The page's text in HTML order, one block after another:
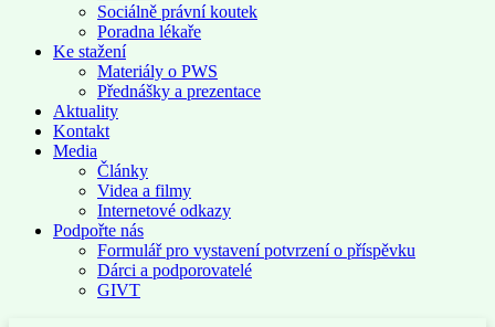
Sociálně právní koutek
Poradna lékaře
Ke stažení
Materiály o PWS
Přednášky a prezentace
Aktuality
Kontakt
Media
Články
Videa a filmy
Internetové odkazy
Podpořte nás
Formulář pro vystavení potvrzení o příspěvku
Dárci a podporovatelé
GIVT